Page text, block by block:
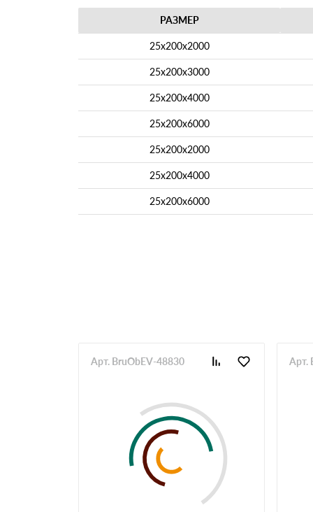
РАЗМЕР
25х200х2000
25х200х3000
25х200х4000
25х200х6000
25х200х2000
25х200х4000
25х200х6000
Арт. BruObEV-48830 Арт.